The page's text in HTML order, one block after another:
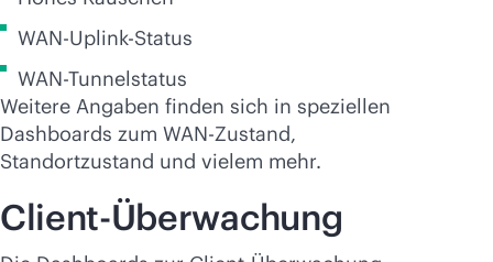
WAN-Uplink-Status
WAN-Tunnelstatus
Weitere Angaben finden sich in speziellen
Dashboards zum WAN-Zustand,
Standortzustand und vielem mehr.
Client-Überwachung